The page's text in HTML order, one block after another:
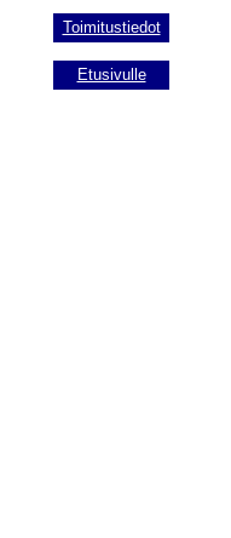
Toimitustiedot
Etusivulle